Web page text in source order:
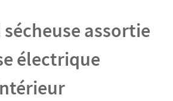
sécheuse assortie
électrique